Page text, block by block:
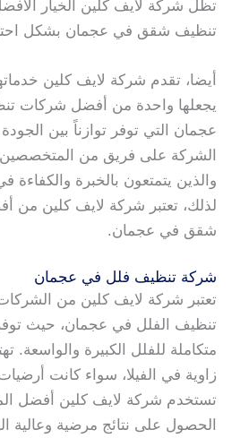
تظل شركة لايف كلين الخيار
تنظيف شقق في عجمان بشكل
أيضا، تقدم شركة لايف كلين
يجعلها واحدة من أفضل شركات
عجمان التي توفر توازناً بين
الشركة على فريق من
والذين يتمتعون بالخبرة والكفاءة
لذلك، تعتبر شركة لايف كلين من
شقق في عجمان.
شركة تنظيف فلل في عجمان
تعتبر شركة لايف كلين من
تنظيف الفلل في عجمان، حيث
متكاملة للفلل الكبيرة والواسعة.
زاوية في الفيلا، سواء كانت أرضيات
تستخدم شركة لايف كلين أفضل
الحصول على نتائج مرضية وعالية